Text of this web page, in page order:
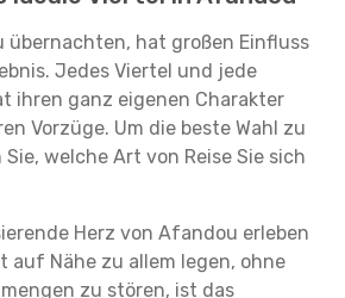
übernachten, hat großen Einfluss
Jedes Viertel und jede
ihren ganz eigenen Charakter
Vorzüge. Um die beste Wahl zu
welche Art von Reise Sie sich
Herz von Afandou erleben
auf Nähe zu allem legen, ohne
zu stören, ist das